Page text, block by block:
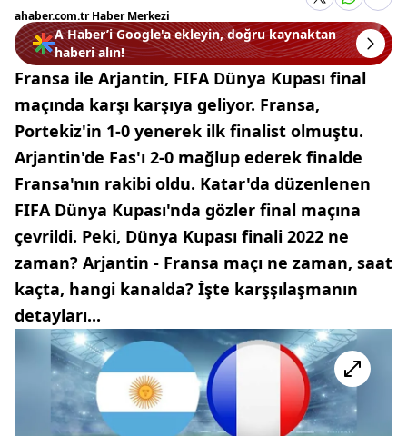
ahaber.com.tr Haber Merkezi
A Haber’i Google'a ekleyin, doğru kaynaktan
haberi alın!
Fransa ile Arjantin, FIFA Dünya Kupası final
maçında karşı karşıya geliyor. Fransa,
Portekiz'in 1-0 yenerek ilk finalist olmuştu.
Arjantin'de Fas'ı 2-0 mağlup ederek finalde
Fransa'nın rakibi oldu. Katar'da düzenlenen
FIFA Dünya Kupası'nda gözler final maçına
çevrildi. Peki, Dünya Kupası finali 2022 ne
zaman? Arjantin - Fransa maçı ne zaman, saat
kaçta, hangi kanalda? İşte karşşılaşmanın
detayları...